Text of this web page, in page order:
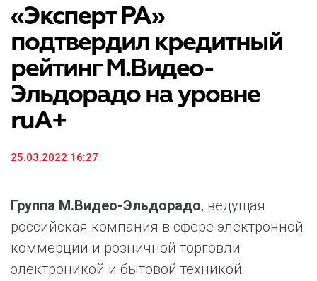
«Эксперт РА»
подтвердил кредитный
рейтинг М.Видео-
Эльдорадо на уровне
ruА+
25.03.2022 16:27
Группа М.Видео-Эльдорадо, ведущая
российская компания в сфере электронной
коммерции и розничной торговли
электроникой и бытовой техникой